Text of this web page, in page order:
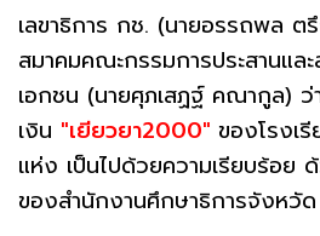
เลขาธิการ กช. (นายอรรถพล ต
สมาคมคณะกรรมการประสานแล
เอกชน (นายศุภเสฏฐ์ คณากูล) ว่
เงิน "เยียวยา2000" ของโรงเ
แห่ง เป็นไปด้วยความเรียบร้อย
ของสำนักงานศึกษาธิการจังหวั